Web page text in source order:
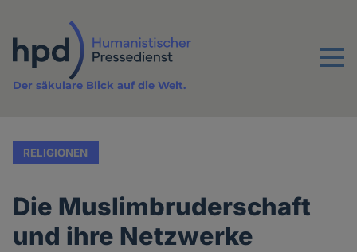
Inhalt
Menu
Der säkulare Blick auf die Welt.
RELIGIONEN
Die Muslimbruderschaft
und ihre Netzwerke